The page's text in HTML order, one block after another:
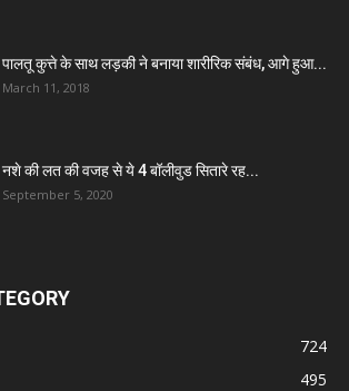
पालतू कुत्ते के साथ लड़की ने बनाया शारीरिक संबंध, आगे हुआ...
March 11, 2018
नशे की लत की वजह से ये 4 बॉलीवुड सितारे रह...
September 5, 2020
724
495